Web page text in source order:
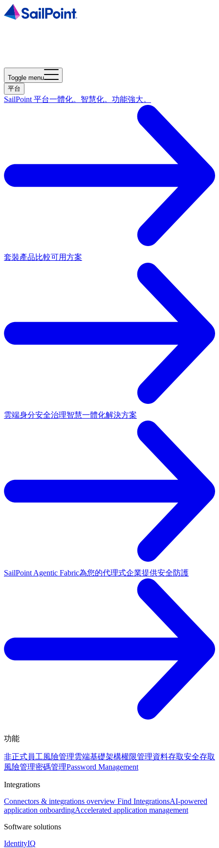
Toggle menu
平台
SailPoint 平台一體化。智慧化。功能強大。
套裝產品比較可用方案
雲端身分安全治理智慧一體化解決方案
SailPoint Agentic Fabric為您的代理式企業提供安全防護
功能
非正式員工風險管理雲端基礎架構權限管理資料存取安全存取
風險管理密碼管理Password Management
Integrations
Connectors & integrations overview Find IntegrationsAI-powered
application onboardingAccelerated application management
Software solutions
IdentityIQ